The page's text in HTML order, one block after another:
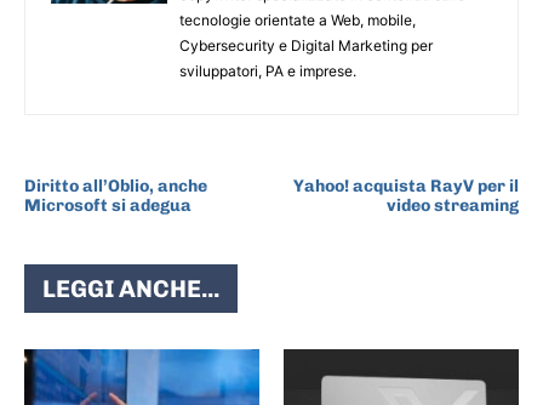
tecnologie orientate a Web, mobile,
Cybersecurity e Digital Marketing per
sviluppatori, PA e imprese.
Diritto all’Oblio, anche
Microsoft si adegua
Yahoo! acquista RayV per il
video streaming
LEGGI ANCHE...